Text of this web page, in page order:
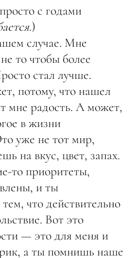
с годами
.)
случае. Мне
то чтобы более
стал лучше.
потому, что нашел
мне радость. А может,
в жизни
уже не тот мир,
на вкус, цвет, запах.
то приоритеты,
и ты
что действительно
Вот это
— это для меня и
а ты помнишь наше